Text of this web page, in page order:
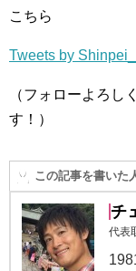
こちら
Tweets by
（フォローよろし
す！）
この記事を書いた
チ
代表